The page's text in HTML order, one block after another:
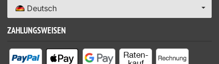
Deutsch
ZAHLUNGSWEISEN